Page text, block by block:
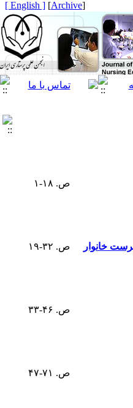
[
Archive
]
[ English ]
ص. ۱۸-۱
خانوار
ص. ۳۲-۱۹
ص. ۴۶-۳۳
ص. ۷۱-۴۷